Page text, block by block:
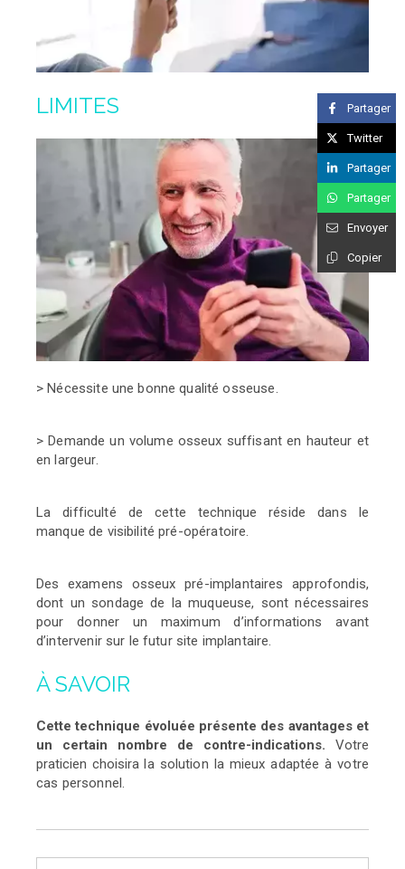
LIMITES
> Nécessite une bonne qualité osseuse.
> Demande un volume osseux suffisant en hauteur et
en largeur.
La difficulté de cette technique réside dans le
manquede visibilité pré-opératoire.
Des examens osseux pré-implantaires approfondis,
dont un sondage de la muqueuse, sont nécessaires
pour donner un maximum d’informations avant
d’intervenir sur le futur site implantaire.
À SAVOIR
Cette technique évoluée présente des avantages et
un certain nombre de contre-indications. Votre
praticien choisirala solution la mieux adaptée à votre
cas personnel.
Partager
Twitter
Partager
Partager
Envoyer
Copier